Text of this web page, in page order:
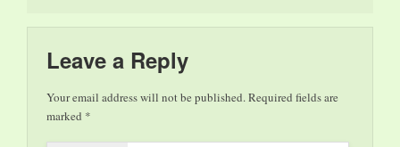
all’ultima edizione
di Tribùk. Incontri fra
è tenuta ad Abano
Terme a febbraio…
Leave a Reply
Your email address will not be published.Required fields are
marked *